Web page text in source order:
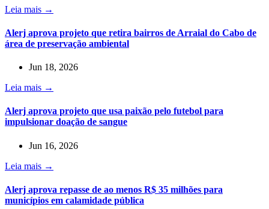
Leia mais →
Alerj aprova projeto que retira bairros de Arraial do Cabo de
área de preservação ambiental
Jun 18, 2026
Leia mais →
Alerj aprova projeto que usa paixão pelo futebol para
impulsionar doação de sangue
Jun 16, 2026
Leia mais →
Alerj aprova repasse de ao menos R$ 35 milhões para
municípios em calamidade pública